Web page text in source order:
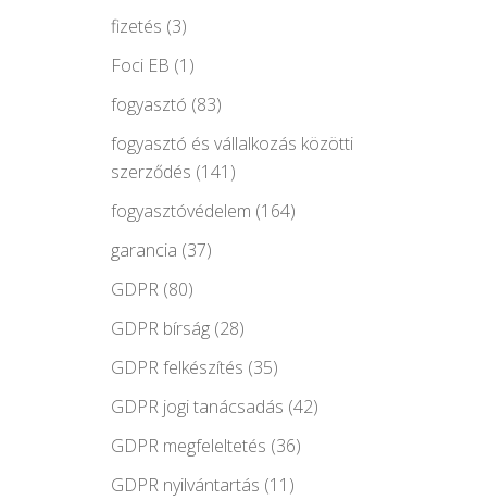
fizetés (3)
Foci EB (1)
fogyasztó (83)
fogyasztó és vállalkozás közötti
szerződés (141)
fogyasztóvédelem (164)
garancia (37)
GDPR(80)
GDPR bírság(28)
GDPR felkészítés (35)
GDPR jogi tanácsadás (42)
GDPR megfeleltetés (36)
GDPR nyilvántartás (11)